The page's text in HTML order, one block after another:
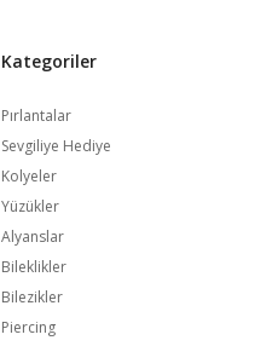
Kategoriler
Pırlantalar
Sevgiliye Hediye
Kolyeler
Yüzükler
Alyanslar
Bileklikler
Bilezikler
Piercing